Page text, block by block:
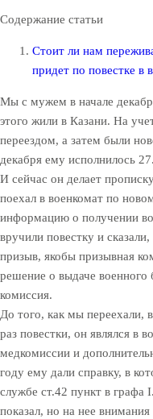
Содержание статьи
Стоит ли нам
придет по повестке в
Мы с мужем в начале
этого жили в Казани. На
переездом, а затем были
декабря ему исполнилось 27.
И сейчас он делает
поехал в военкомат по
информацию о получении
вручили повестку и
призыв, якобы призывная
решение о выдаче военного
комиссия.
До того, как мы переехали,
раз повестки, он являлся в
медкомиссии и
году ему дали справку, в
службе ст.42 пункт в графа
показал, но на нее